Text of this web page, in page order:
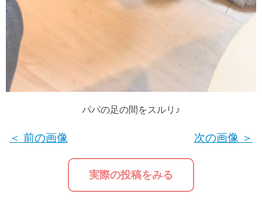
パパの足の間をスルリ♪
＜ 前の画像
実際の投稿をみる
次の画像 ＞